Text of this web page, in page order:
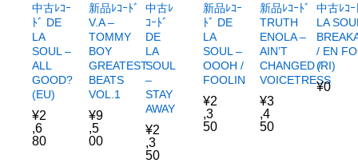
中古ﾚｺｰ
ﾄﾞ DE
LA
SOUL –
ALL
GOOD?
(EU)
¥2
,6
80
新品ﾚｺｰﾄﾞ
V.A –
TOMMY
BOY
GREATEST
BEATS
VOL.1
¥9
,5
00
中古ﾚ
ｺｰﾄﾞ
DE
LA
SOUL
–
STAY
AWAY
¥2
,3
50
新品ﾚｺｰ
ﾄﾞ DE
LA
SOUL –
OOOH /
FOOLIN
¥2
,3
50
新品ﾚｺｰﾄﾞ
TRUTH
ENOLA –
AIN’T
CHANGED /
VOICETRESS
¥3
,4
50
中古ﾚｺ
LA
/ EN
(RI)
¥0